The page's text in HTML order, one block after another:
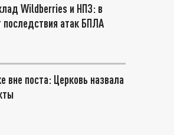
Wildberries и НПЗ: в
атак БПЛА
вне поста: Церковь назвала